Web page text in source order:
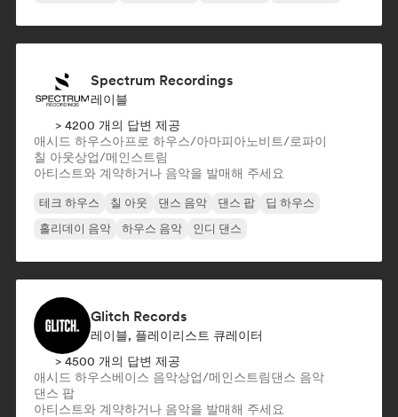
Spectrum Recordings
레이블
> 4200 개의 답변 제공
애시드 하우스아프로 하우스/아마피아노비트/로파이
칠 아웃상업/메인스트림
아티스트와 계약하거나 음악을 발매해 주세요
테크 하우스 칠 아웃 댄스 음악 댄스 팝
딥 하우스
홀리데이 음악
하우스 음악 인디 댄스
Glitch Records
레이블, 플레이리스트 큐레이터
> 4500 개의 답변 제공
애시드 하우스베이스 음악상업/메인스트림댄스 음악
댄스 팝
아티스트와 계약하거나 음악을 발매해 주세요